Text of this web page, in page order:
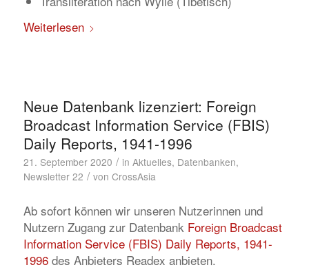
Weiterlesen
Neue Datenbank lizenziert: Foreign
Broadcast Information Service (FBIS)
Daily Reports, 1941-1996
21. September 2020 / in Aktuelles, Datenbanken,
Newsletter 22 / von CrossAsia
Ab sofort können wir unseren Nutzerinnen und
Nutzern Zugang zur Datenbank Foreign Broadcast
Information Service (FBIS) Daily Reports, 1941-
1996des Anbieters Readex anbieten.